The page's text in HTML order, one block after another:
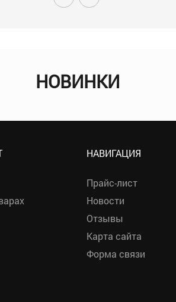
НОВИНКИ
НАВИГАЦИЯ
Прайс-лист
Новости
Отзывы
Карта сайта
Форма связи